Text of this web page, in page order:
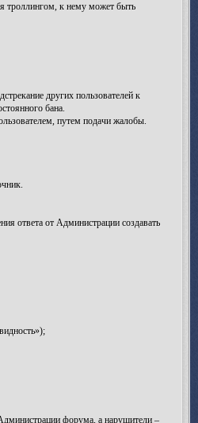
троллингом, к нему может быть
других пользователей к
бана.
путем подачи жалобы.
ответа от Администрации создавать
форума, а нарушители –